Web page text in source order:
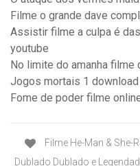
Filme o grande dave
Assistir filme a culpa é
youtube
No limite do amanha
Jogos mortais 1 download
Fome de poder filme
Filme He-Man & She-
Dublado Dublado e